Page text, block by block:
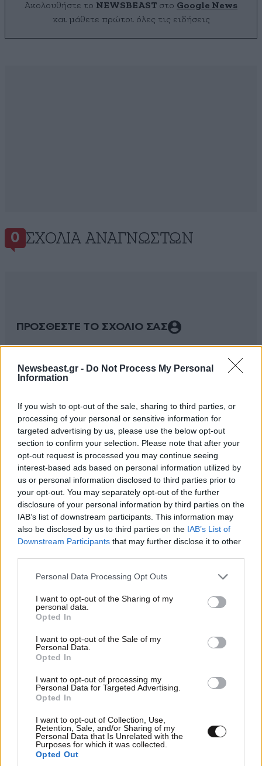
Newsbeast.gr - Do Not Process My Personal
Information
If you wish to opt-out of the sale, sharing to third parties, or
processing of your personal or sensitive information for
targeted advertising by us, please use the below opt-out
section to confirm your selection. Please note that after your
opt-out request is processed you may continue seeing
interest-based ads based on personal information utilized by
us or personal information disclosed to third parties prior to
your opt-out. You may separately opt-out of the further
disclosure of your personal information by third parties on the
IAB’s list of downstream participants. This information may
also be disclosed by us to third parties on the IAB’s List of
Downstream Participants that may further disclose it to other
Please note that this website/app uses one or more Google
not limited to your visit or usage behaviour. You may click to
grant or deny consent to Google and its third-party tags to
use your data for below specified purposes in below Google
consent section.
Personal Data Processing Opt Outs
I want to opt-out of the Sharing of my
personal data.
Opted In
I want to opt-out of the Sale of my
Personal Data.
Opted In
I want to opt-out of processing my
Personal Data for Targeted Advertising.
Opted In
I want to opt-out of Collection, Use,
Retention, Sale, and/or Sharing of my
Personal Data that Is Unrelated with the
Purposes for which it was collected.
Opted Out
Ακολουθήστε το NEWSBEAST στο Google News
και μάθετε πρώτοι όλες τις ειδήσεις
0 ΣΧΌΛΙΑ ΑΝΑΓΝΩΣΤΏΝ
ΠΡΟΣΘΕΣΤΕ ΤΟ ΣΧΟΛΙΟ ΣΑΣ
Xαρακτήρες: 0/1000
Διαβάστε και ακολουθήστε τους κανόνες σχολιασμού
ΠΡΟΣΘΗΚΗ
TRENDING